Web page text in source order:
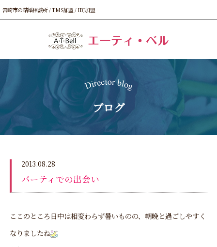
宮崎市の結婚相談所 / TMS加盟 / IBJ加盟
ブログ
2013.08.28
パーティでの出会い
ここのところ日中は相変わらず暑いものの、朝晩と過ごしやすく
なりましたね